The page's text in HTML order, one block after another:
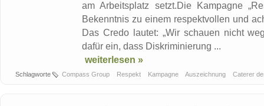
am Arbeitsplatz setzt.Die Kampagne
Bekenntnis zu einem respektvollen und
Das Credo lautet: „Wir schauen nicht
dafür ein, dass Diskriminierung ...
weiterlesen »
Schlagworte Compass Group Respekt Kampagne Auszeichnung Caterer